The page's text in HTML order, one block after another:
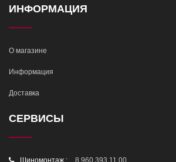
ИНФОРМАЦИЯ
О магазине
Информация
Доставка
СЕРВИСЫ
Шиномонтаж : 8 960 393 11 00